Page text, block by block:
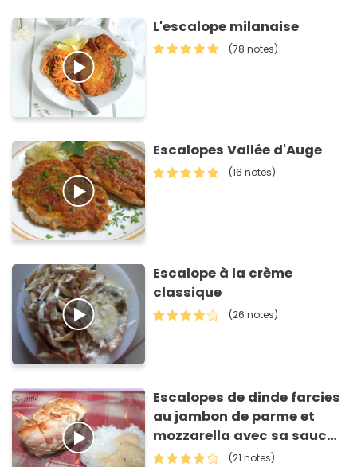
L'escalope milanaise
(78 notes)
Escalopes Vallée d'Auge
(16 notes)
Escalope à la crème
classique
(26 notes)
Escalopes de dinde farcies
au jambon de parme et
mozzarella avec sa sauce
au parmesan(21 notes)